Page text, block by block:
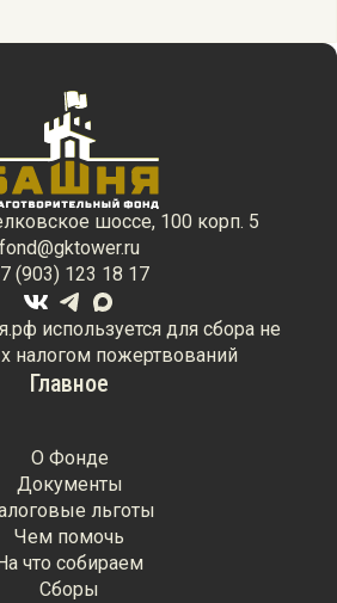
Главное
О Фонде
Документы
льготы
Чем помочь
что собираем
Сборы
шоссе, 100 корп. 5
fond@gktower.ru
(903) 123 18 17
используется для сбора не
налогом пожертвований